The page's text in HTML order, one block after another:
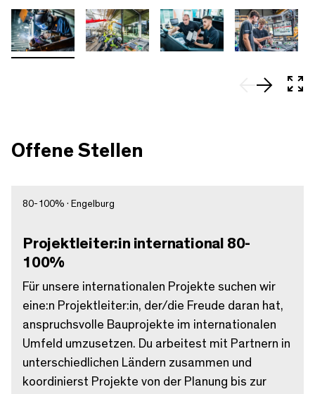
Offene Stellen
80-100% · Engelburg
Projektleiter:in international 80-
100%
Für unsere internationalen Projekte suchen wir
eine:n Projektleiter:in, der/die Freude daran hat,
anspruchsvolle Bauprojekte im internationalen
Umfeld umzusetzen. Du arbeitest mit Partnern in
unterschiedlichen Ländern zusammen und
koordinierst Projekte von der Planung bis zur